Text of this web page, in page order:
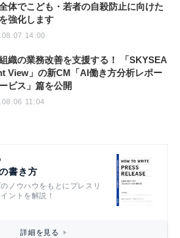
体でこども・若者の自殺防止に向けた
強化します
14:00
織の業務改善を支援する！ 「SKYSEA
View」の新CM「AI働き方分析レポー
ビス」篇を公開
11:04
書き方
ノウハウをもとにプレスリ
ントを解説！
詳細を見る